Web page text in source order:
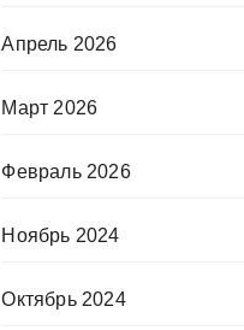
Апрель 2026
Март 2026
Февраль 2026
Ноябрь 2024
Октябрь 2024